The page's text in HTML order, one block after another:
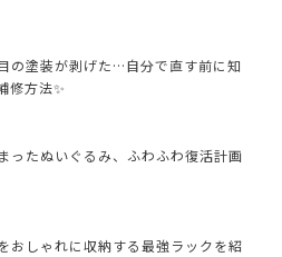
の塗装が剥げた…自分で直す前に知
修方法✨
ったぬいぐるみ、ふわふわ復活計画
おしゃれに収納する最強ラックを紹